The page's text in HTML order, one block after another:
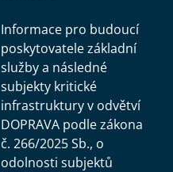
Informace pro budoucí
poskytovatele základní
služby a následné
subjekty kritické
infrastruktury v odvětví
DOPRAVA podle zákona
č. 266/2025 Sb., o
odolnosti subjektů